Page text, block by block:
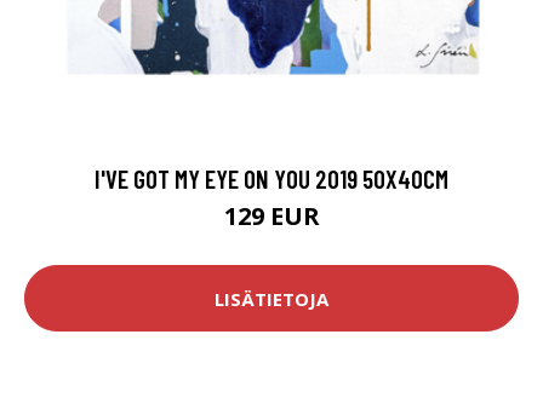
I'VE GOT MY EYE ON YOU 2019 50X40CM
129 EUR
LISÄTIETOJA